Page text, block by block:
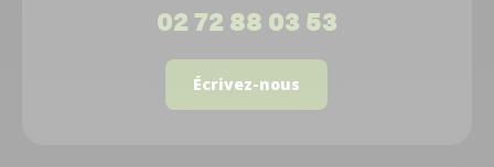
02 72 88 03 53
Écrivez-nous